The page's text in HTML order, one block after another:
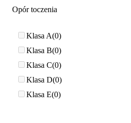
Opór toczenia
Klasa A 0
Klasa B 0
Klasa C 0
Klasa D 0
Klasa E 0